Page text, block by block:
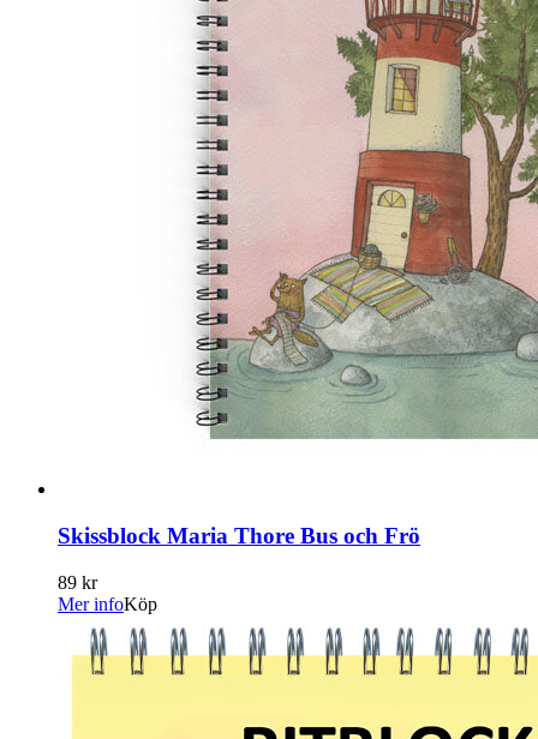
Skissblock Maria Thore Bus och Frö
89 kr
Mer infoKöp